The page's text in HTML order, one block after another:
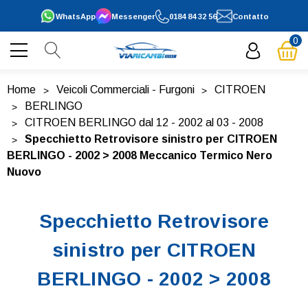
0184 84 32 56
WhatsApp Contatto
Messenger
0
Home Veicoli Commerciali - Furgoni
CITROEN
BERLINGO
CITROEN BERLINGO dal 12 - 2002 al 03 - 2008
Specchietto Retrovisore sinistro per CITROEN
BERLINGO - 2002 > 2008 Meccanico Termico Nero
Nuovo
Specchietto Retrovisore
sinistro per CITROEN
BERLINGO - 2002 > 2008